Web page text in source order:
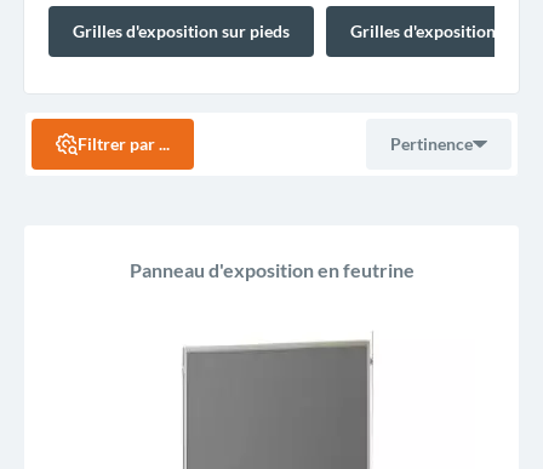
Grilles d'exposition sur pieds Grilles d'exposition sur
Filtrer par ... Pertinence
Pertinence
Panneau d'exposition en feutrine